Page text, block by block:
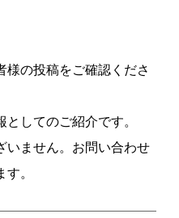
様の投稿をご確認くださ
してのご紹介です。
いません。お問い合わせ
。